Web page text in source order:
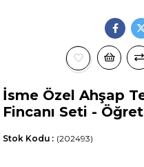
İsme Özel Ahşap
Fincanı Seti -
(202493)
Stok Kodu